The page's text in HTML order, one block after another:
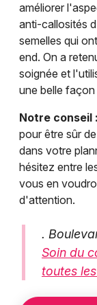
améliorer
anti-callosités
semelles qui
end. On a
soignée et
une belle
Notre conseil :
pour être sûr
dans votre
hésitez entre
vous en
d'attention.
.
Soin du
toutes